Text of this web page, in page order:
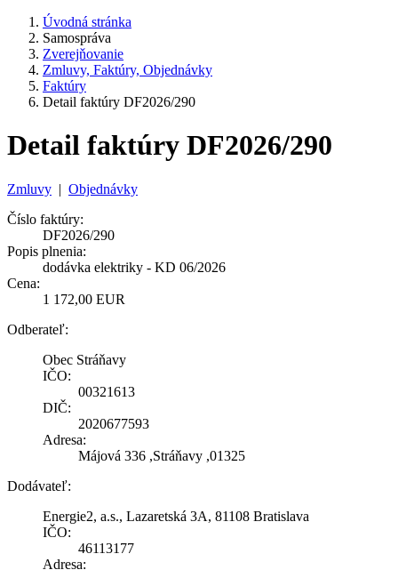
Úvodná stránka
Samospráva
Zverejňovanie
Zmluvy, Faktúry, Objednávky
Faktúry
Detail faktúry DF2026/290
Detail faktúry DF2026/290
Zmluvy | Objednávky
Číslo faktúry:
DF2026/290
Popis plnenia:
dodávka elektriky - KD 06/2026
Cena:
1 172,00 EUR
Odberateľ:
Obec Stráňavy
IČO:
00321613
DIČ:
2020677593
Adresa:
Májová 336 ,Stráňavy ,01325
Dodávateľ:
Energie2, a.s., Lazaretská 3A, 81108 Bratislava
IČO:
46113177
Adresa: